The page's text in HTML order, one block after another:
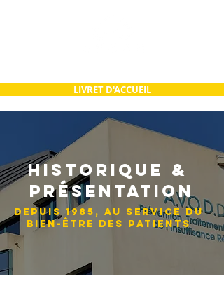
LIVRET D'ACCUEIL
HISTORIQUE &
PRÉSENTATION
DEPUIS 1985, AU SERVICE DU
BIEN-ÊTRE DES PATIENTS